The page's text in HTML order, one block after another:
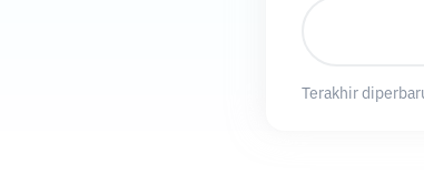
Terakhir